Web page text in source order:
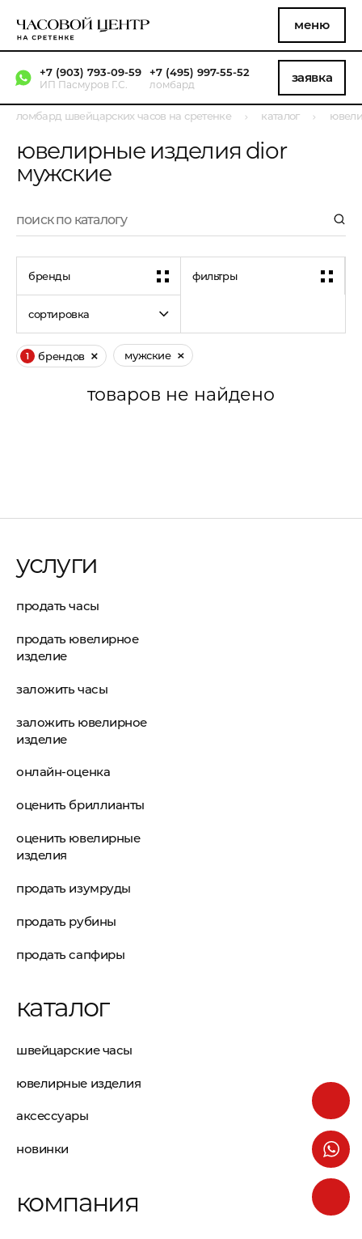
меню
+7 (903) 793-09-59
ИП Пасмуров Г.С.
+7 (495) 997-55-52
ломбард заявка
ломбард швейцарских часов на сретенке каталог
ювелирные изделия dior
мужские
бренды фильтры
сортировка
1 брендов мужские
товаров не найдено
услуги
продать часы
продать ювелирное
изделие
заложить часы
заложить ювелирное
изделие
онлайн-оценка
оценить бриллианты
оценить ювелирные
изделия
продать изумруды
продать рубины
продать сапфиры
каталог
швейцарские часы
ювелирные изделия
аксессуары
новинки
компания